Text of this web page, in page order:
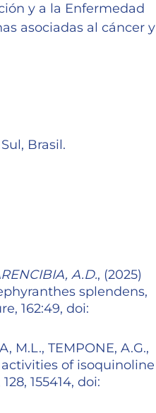
y a la Enfermedad
asociadas al cáncer y
Brasil.
A.D., (2025)
splendens,
162:49, doi:
M.L., TEMPONE, A.G.,
activities of isoquinoline
155414, doi: